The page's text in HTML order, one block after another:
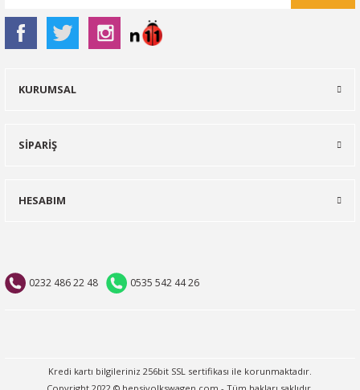
0232 486 22 48 0535 542 44 26
KURUMSAL
SİPARİŞ
HESABIM
Kredi kartı bilgileriniz 256bit SSL sertifikası ile korunmaktadır.